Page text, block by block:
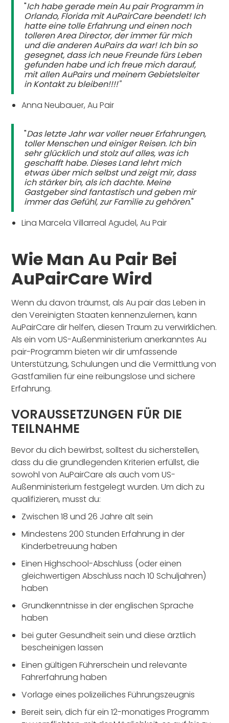
"Ich habe gerade mein Au pair Programm in
Orlando, Florida mit AuPairCare beendet! Ich
hatte eine tolle Erfahrung und einen noch
tolleren Area Director, der immer für mich
und die anderen AuPairs da war! Ich bin so
gesegnet, dass ich neue Freunde fürs Leben
gefunden habe und ich freue mich darauf,
mit allen AuPairs und meinem Gebietsleiter
in Kontakt zu bleiben!!!!"
Anna Neubauer, Au Pair
"Das letzte Jahr war voller neuer Erfahrungen,
toller Menschen und einiger Reisen. Ich bin
sehr glücklich und stolz auf alles, was ich
geschafft habe. Dieses Land lehrt mich
etwas über mich selbst und zeigt mir, dass
ich stärker bin, als ich dachte. Meine
Gastgeber sind fantastisch und geben mir
immer das Gefühl, zur Familie zu gehören."
Lina Marcela Villarreal Agudel, Au Pair
Wie Man Au Pair Bei
AuPairCare Wird
Wenn du davon träumst, als Au pair das Leben in
den Vereinigten Staaten kennenzulernen, kann
AuPairCare dir helfen, diesen Traum zu verwirklichen.
Als ein vom US-Außenministerium anerkanntes Au
pair-Programm bieten wir dir umfassende
Unterstützung, Schulungen und die Vermittlung von
Gastfamilien für eine reibungslose und sichere
Erfahrung.
VORAUSSETZUNGEN FÜR DIE
TEILNAHME
Bevor du dich bewirbst, solltest du sicherstellen,
dass du die grundlegenden Kriterien erfüllst, die
sowohl von AuPairCare als auch vom US-
Außenministerium festgelegt wurden. Um dich zu
qualifizieren, musst du:
Zwischen 18 und 26 Jahre alt sein
Mindestens 200 Stunden Erfahrung in der
Kinderbetreuung haben
Einen Highschool-Abschluss (oder einen
gleichwertigen Abschluss nach 10 Schuljahren)
haben
Grundkenntnisse in der englischen Sprache
haben
bei guter Gesundheit sein und diese ärztlich
bescheinigen lassen
Einen gültigen Führerschein und relevante
Fahrerfahrung haben
Vorlage eines polizeiliches Führungszeugnis
Bereit sein, dich für ein 12-monatiges Programm